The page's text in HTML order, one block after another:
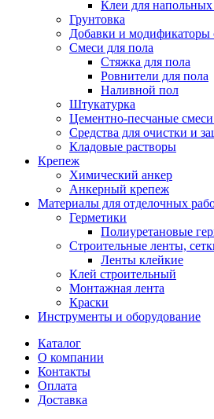
Клеи для
Грунтовка
Добавки и модификаторы
Смеси для пола
Стяжка для пола
Ровнители для пола
Наливной пол
Штукатурка
Цементно-песчаные
Средства для очистки и
Кладовые растворы
Крепеж
Химический анкер
Анкерный крепеж
Материалы для отделочных
Герметики
Полиуретановые
Строительные ленты,
Ленты клейкие
Клей строительный
Монтажная лента
Краски
Инструменты и оборудование
Каталог
О компании
Контакты
Оплата
Доставка